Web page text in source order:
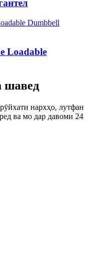
Loadable
шавед
нархҳо, лутфан
ва мо дар давоми 24